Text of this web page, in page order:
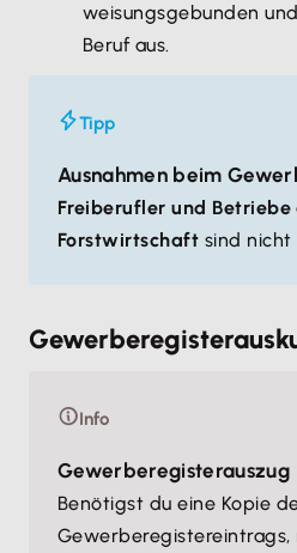
weisungsgebunden
Beruf aus.
Tipp
Ausnahmen beim
Freiberufler und
Forstwirtschaft sind
Info
Gewerberegisterauszug
Benötigst du eine Kopie
Gewerberegistereintrags,